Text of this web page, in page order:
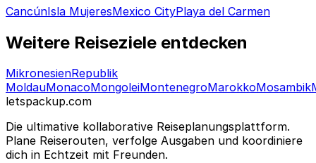
CancúnIsla MujeresMexico CityPlaya del Carmen
Weitere Reiseziele entdecken
MikronesienRepublik
MoldauMonacoMongoleiMontenegroMarokkoMosambik
letspackup.com
Die ultimative kollaborative Reiseplanungsplattform.
Plane Reiserouten, verfolge Ausgaben und koordiniere
dich in Echtzeit mit Freunden.